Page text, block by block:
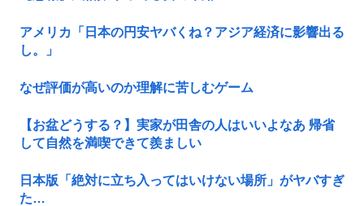
アメリカ「日本の円安ヤバくね？アジア経済に影響出る
し。」
なぜ評価が高いのか理解に苦しむゲーム
【お盆どうする？】実家が田舎の人はいいよなあ 帰省
して自然を満喫できて羨ましい
日本版「絶対に立ち入ってはいけない場所」がヤバすぎ
た…